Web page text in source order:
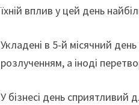
їхній вплив у цей день
Укладені в 5-й місячний
розлученням, а іноді
У бізнесі день сприятливий